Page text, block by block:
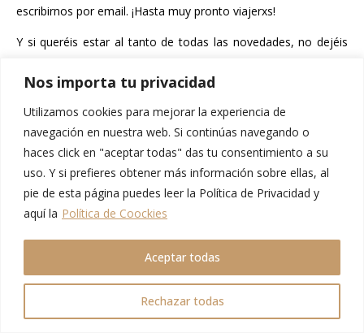
Nos importa tu privacidad
Utilizamos cookies para mejorar la experiencia de
navegación en nuestra web. Si continúas navegando o
haces click en "aceptar todas" das tu consentimiento a su
uso. Y si prefieres obtener más información sobre ellas, al
pie de esta página puedes leer la Política de Privacidad y
aquí la Política de Coockies
Rechazar todas
Aceptar todas
escribirnos por email. ¡Hasta muy pronto viajerxs!
Y si queréis estar al tanto de todas las novedades, no dejéis
Urbano
Patricia
LEAVE A REPLY
Tu dirección de correo electrónico no será publicada.
campos obligatorios están marcados con*